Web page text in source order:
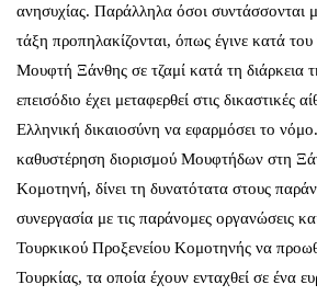
ανησυχίας. Παράλληλα όσοι συντάσσονται
τάξη προπηλακίζονται, όπως έγινε κατά
Μουφτή Ξάνθης σε τζαμί κατά τη διάρκεια
επεισόδιο έχει μεταφερθεί στις δικαστικές
Ελληνική δικαιοσύνη να εφαρμόσει το
καθυστέρηση διορισμού Μουφτήδων στη
Κομοτηνή, δίνει τη δυνατότατα στους
συνεργασία με τις παράνομες οργανώσεις
Τουρκικού Προξενείου Κομοτηνής να
Τουρκίας, τα οποία έχουν ενταχθεί σε ένα